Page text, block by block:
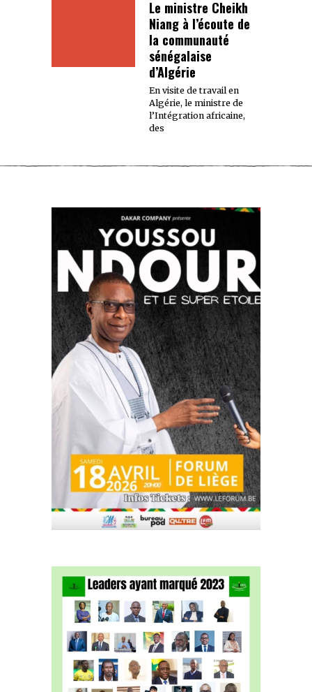
Le ministre Cheikh
Niang à l’écoute de
la communauté
sénégalaise
d’Algérie
En visite de travail en
Algérie, le ministre de
l’Intégration africaine,
des